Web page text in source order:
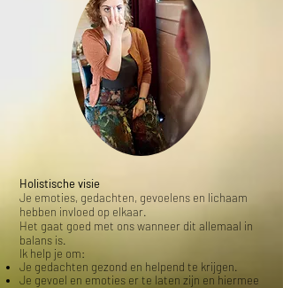
Holistische visie
Je emoties, gedachten, gevoelens en lichaam
hebben invloed op elkaar.
Het gaat goed met ons wanneer dit allemaal in
balans is.
Ik help je om:
Je gedachten gezond en helpend te krijgen.
Je gevoel en emoties er te laten zijn en hiermee